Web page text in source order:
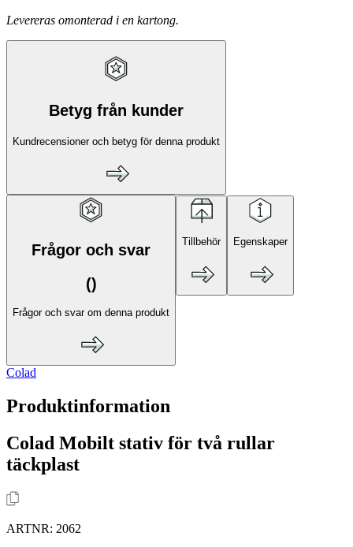
Levereras omonterad i en kartong.
Betyg från kunder
Kundrecensioner och betyg för denna produkt
Frågor och svar
()
Frågor och svar om denna produkt
Tillbehör Egenskaper
Colad
Produktinformation
Colad Mobilt stativ för två rullar
täckplast
ARTNR: 2062